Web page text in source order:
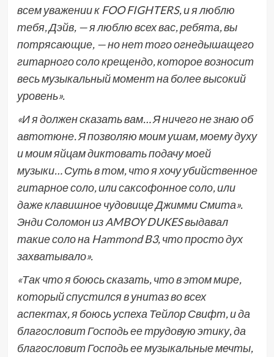
всем уважении к FOO FIGHTERS, и я люблю
тебя, Дэйв, — я люблю всех вас, ребята, вы
потрясающие, — но нет того огнедышащего
гитарного соло крещендо, которое возносит
весь музыкальный момент на более высокий
уровень».
«И я должен сказать вам… Я ничего не знаю об
автотюне. Я позволяю моим ушам, моему духу
и моим яйцам диктовать подачу моей
музыки… Суть в том, что я хочу убийственное
гитарное соло, или саксофонное соло, или
даже клавишное чудовище Джимми Смита».
Энди Соломон из AMBOY DUKES выдавал
такие соло на Hammond B3, что просто дух
захватывало».
«Так что я боюсь сказать, что в этом мире,
который спустился в унитаз во всех
аспектах, я боюсь успеха Тейлор Свифт, и да
благословит Господь ее трудовую этику, да
благословит Господь ее музыкальные мечты,